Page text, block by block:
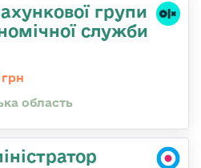
групи
служби
область